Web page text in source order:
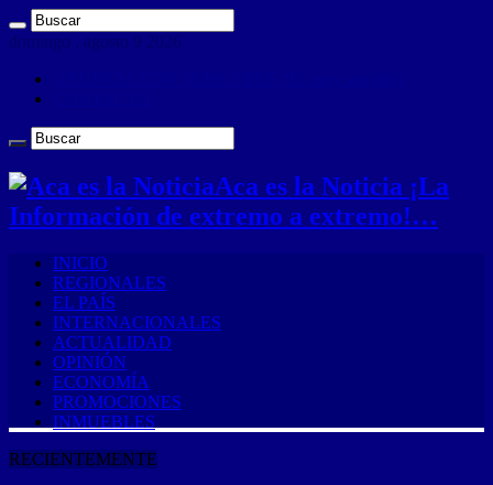
domingo , agosto 9 2026
Aca es la Noticia ¡La
Información de extremo a extremo!…
INICIO
REGIONALES
EL PAÍS
INTERNACIONALES
ACTUALIDAD
OPINIÓN
ECONOMÍA
PROMOCIONES
INMUEBLES
RECIENTEMENTE